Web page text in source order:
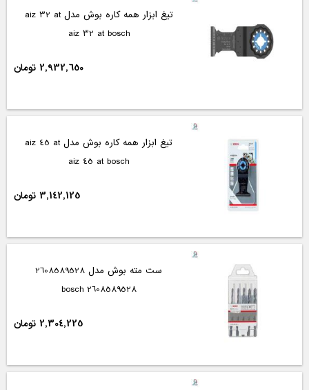
تیغ ابزار همه کاره بوش مدل aiz 32 at
aiz 32 at bosch
2,932,650 تومان
تیغ ابزار همه کاره بوش مدل aiz 45 at
aiz 45 at bosch
3,142,125 تومان
ست مته بوش مدل 2608589528
2608589528 bosch
2,304,225 تومان